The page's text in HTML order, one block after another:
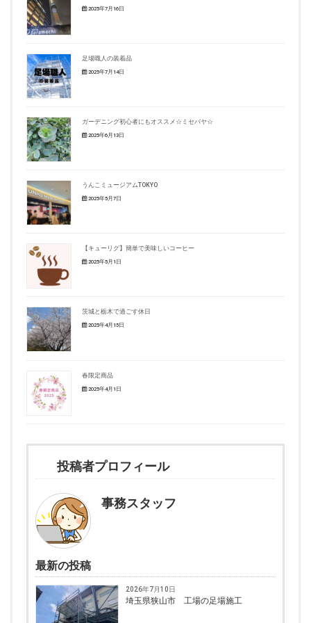
2025年7月16日
足場職人の装着品
2025年7月14日
ガーデニング初心者にもオススメ☆ミセバヤ☆
2025年6月13日
うんこミュージアムTOKYO
2025年5月7日
【キューリグ】簡単で美味しいコーヒー
2025年5月1日
茨城と栃木で過ごす休日
2025年4月15日
春限定商品
2025年4月1日
投稿者プロフィール
事務スタッフ
最新の投稿
2026年7月10日
埼玉県狭山市 工場の足場施工